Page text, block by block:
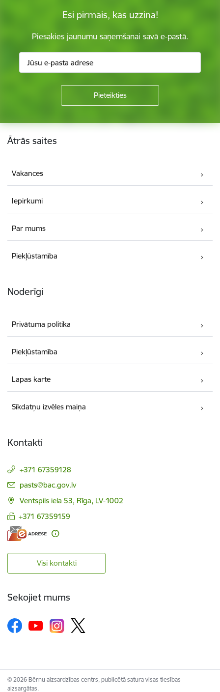
Esi pirmais, kas uzzina!
Piesakies jaunumu saņemšanai savā e-pastā.
Kājene
Ātrās saites
Vakances
Iepirkumi
Par mums
Piekļūstamība
Noderīgi
Privātuma politika
Piekļūstamība
Lapas karte
Sīkdatņu izvēles maiņa
Kontakti
+371 67359128
E-pasts:
pasts@bac.gov.lv
Ventspils iela 53, Rīga, LV-1002
+371 67359159
Visi kontakti
Sekojiet mums
© 2026 Bērnu aizsardzības centrs, publicētā satura visas tiesības
aizsargātas.